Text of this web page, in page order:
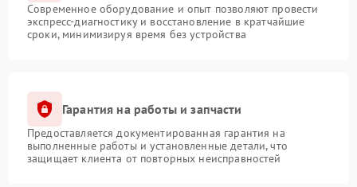
Современное оборудование и опыт позволяют провести
экспресс-диагностику и восстановление в кратчайшие
сроки, минимизируя время без устройства
Гарантия на работы и запчасти
Предоставляется документированная гарантия на
выполненные работы и установленные детали, что
защищает клиента от повторных неисправностей